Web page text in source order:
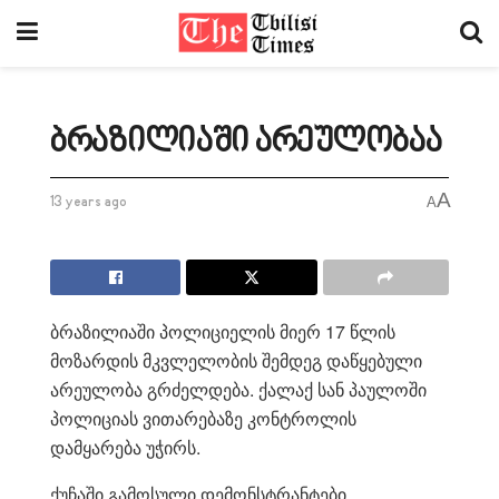
ბრაზილიაში არეულობაა
13 years ago AA
ბრაზილიაში პოლიციელის მიერ 17 წლის
მოზარდის მკვლელობის შემდეგ დაწყებული
არეულობა გრძელდება. ქალაქ სან პაულოში
პოლიციას ვითარებაზე კონტროლის
დამყარება უჭირს.
ქუჩაში გამოსული დემონსტრანტები